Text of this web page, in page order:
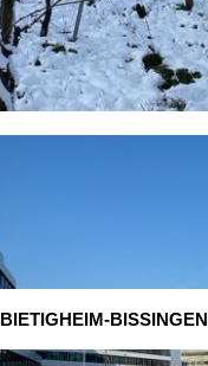
BIETIGHEIM-BISSINGEN